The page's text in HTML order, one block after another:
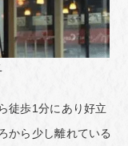
徒歩1分にあり好立
から少し離れている